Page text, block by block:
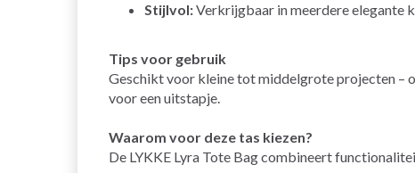
Stijlvol:Verkrijgbaar in meerdere elegante
Tips voor gebruik
Geschikt voor kleine tot middelgrote projecten –
voor een uitstapje.
Waarom voor deze tas kiezen?
De LYKKE Lyra Tote Bag combineert